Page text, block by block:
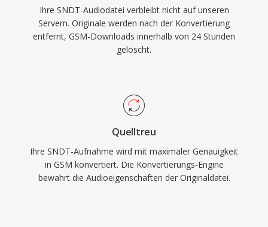
Ihre SNDT-Audiodatei verbleibt nicht auf unseren
Servern. Originale werden nach der Konvertierung
entfernt, GSM-Downloads innerhalb von 24 Stunden
gelöscht.
Quelltreu
Ihre SNDT-Aufnahme wird mit maximaler Genauigkeit
in GSM konvertiert. Die Konvertierungs-Engine
bewahrt die Audioeigenschaften der Originaldatei.